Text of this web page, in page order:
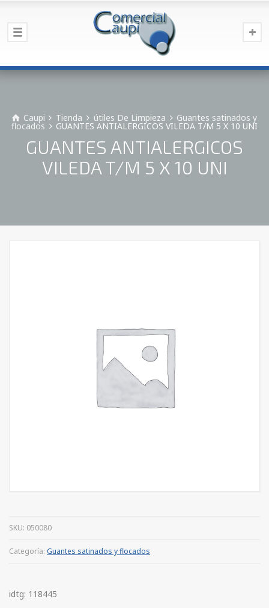
Caupi Tienda útiles De Limpieza Guantes satinados y
flocados GUANTES ANTIALERGICOS VILEDA T/M 5 X 10 UNI
GUANTES ANTIALERGICOS
VILEDA T/M 5 X 10 UNI
SKU: 050080
Categoría: Guantes satinados y flocados
idtg: 118445